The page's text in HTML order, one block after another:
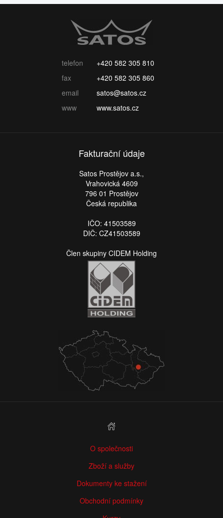
telefon
+420 582 305 810
fax
+420 582 305 860
email
satos@satos.cz
www
www.satos.cz
Fakturační údaje
Satos Prostějov a.s.,
Vrahovická 4609
796 01 Prostějov
Česká republika
IČO: 41503589
DIČ: CZ41503589
Člen skupiny CIDEM Holding
O společnosti
Zboží a služby
Dokumenty ke stažení
Obchodní podmínky